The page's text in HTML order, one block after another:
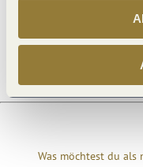
Was möchtest du als